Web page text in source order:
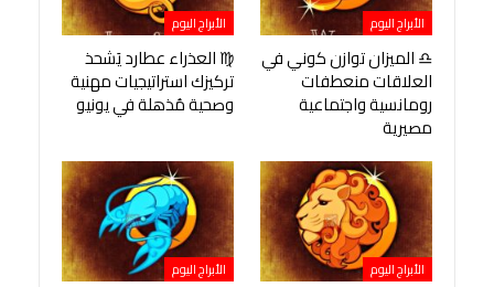
الأبراج اليوم
♎ الميزان توازن كوني في
العلاقات منعطفات
رومانسية واجتماعية
مصيرية
الأبراج اليوم
♍ العذراء عطارد يَشحذ
تركيزك استراتيجيات مهنية
وصحية مُذهلة في يونيو
الأبراج اليوم الأبراج اليوم